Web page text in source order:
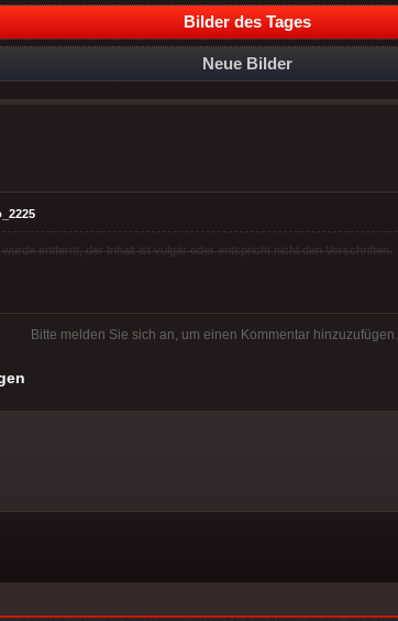
Bilder des Tages
Neue Bilder
entfernt, der Inhalt ist vulgär oder entspricht nicht den Vorschriften.
Bitte melden Sie sich an, um einen Kommentar hinzuzufügen.